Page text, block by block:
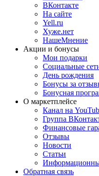
ВКонтакте
На сайте
Yell.ru
Хуже.нет
НашеМнение
Акции и бонусы
Мои подарки
Социальные
День рождения
Бонусы за
Бонусная
О маркетплейсе
Канал на
Группа
Финансовые
Отзывы
Новости
Статьи
Обратная связь